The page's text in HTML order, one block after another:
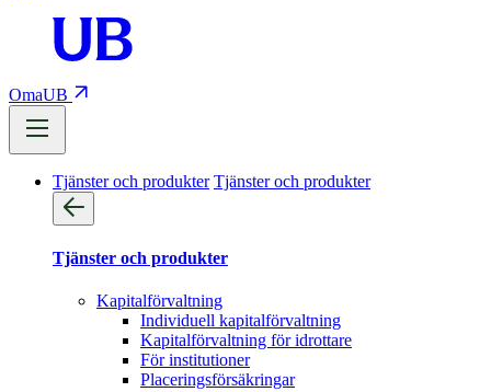
OmaUB
Tjänster och produkter Tjänster och produkter
Tjänster och produkter
Kapitalförvaltning
Individuell kapitalförvaltning
Kapitalförvaltning för idrottare
För institutioner
Placeringsförsäkringar